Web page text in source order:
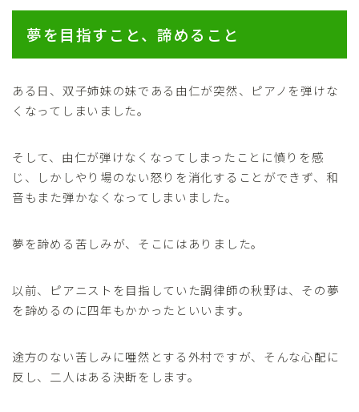
夢を目指すこと、諦めること
ある日、双子姉妹の妹である由仁が突然、ピアノを弾けな
くなってしまいました。
そして、由仁が弾けなくなってしまったことに憤りを感
じ、しかしやり場のない怒りを消化することができず、和
音もまた弾かなくなってしまいました。
夢を諦める苦しみが、そこにはありました。
以前、ピアニストを目指していた調律師の秋野は、その夢
を諦めるのに四年もかかったといいます。
途方のない苦しみに唖然とする外村ですが、そんな心配に
反し、二人はある決断をします。